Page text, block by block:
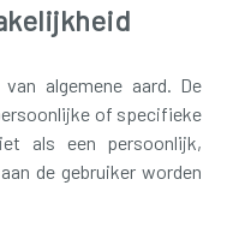
algemene aard. De
of specifieke
als een persoonlijk,
de gebruiker worden